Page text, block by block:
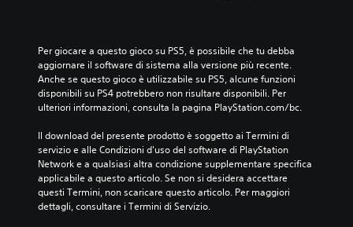
Per giocare a questo gioco su PS5, è possibile che tu debba
aggiornare il software di sistema alla versione più recente.
Anche se questo gioco è utilizzabile su PS5, alcune funzioni
disponibili su PS4 potrebbero non risultare disponibili. Per
ulteriori informazioni, consulta la pagina PlayStation.com/bc.
Il download del presente prodotto è soggetto ai Termini di
servizio e alle Condizioni d'uso del software di PlayStation
Network e a qualsiasi altra condizione supplementare specifica
applicabile a questo articolo. Se non si desidera accettare
questi Termini, non scaricare questo articolo. Per maggiori
dettagli, consultare i Termini di Servizio.